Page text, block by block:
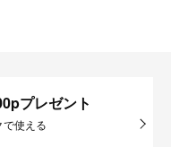
プレゼント
で使える